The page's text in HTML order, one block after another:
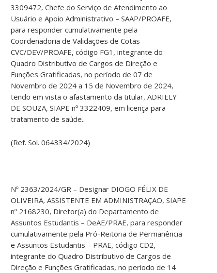
3309472, Chefe do Serviço de Atendimento ao
Usuário e Apoio Administrativo – SAAP/PROAFE,
para responder cumulativamente pela
Coordenadoria de Validações de Cotas –
CVC/DEV/PROAFE, código FG1, integrante do
Quadro Distributivo de Cargos de Direção e
Funções Gratificadas, no período de 07 de
Novembro de 2024 a 15 de Novembro de 2024,
tendo em vista o afastamento da titular, ADRIELY
DE SOUZA, SIAPE nº 3322409, em licença para
tratamento de saúde..
(Ref. Sol. 064334/2024)
Nº 2363/2024/GR – Designar DIOGO FÉLIX DE
OLIVEIRA, ASSISTENTE EM ADMINISTRAÇÃO, SIAPE
nº 2168230, Diretor(a) do Departamento de
Assuntos Estudantis – DeAE/PRAE, para responder
cumulativamente pela Pró-Reitoria de Permanência
e Assuntos Estudantis – PRAE, código CD2,
integrante do Quadro Distributivo de Cargos de
Direção e Funções Gratificadas, no período de 14